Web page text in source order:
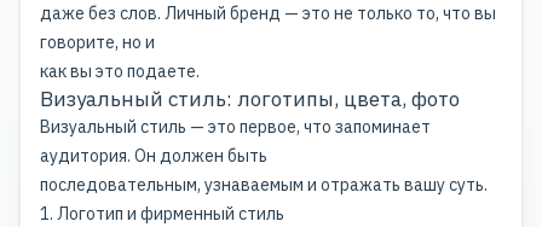
даже без слов. Личный бренд — это не только то, что вы
говорите, но и
как вы это подаете.
Визуальный стиль: логотипы, цвета, фото
Визуальный стиль — это первое, что запоминает
аудитория. Он должен быть
последовательным, узнаваемым и отражать вашу суть.
1. Логотип и фирменный стиль